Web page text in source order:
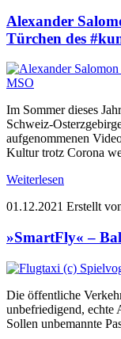
Alexander
Türchen des
Im Sommer dieses
Schweiz-
aufgenommenen
Kultur trotz Corona
Weiterlesen
01.12.2021 Erstellt
»SmartFly« –
Die öffentliche
unbefriedigend, echte
Sollen unbemannte